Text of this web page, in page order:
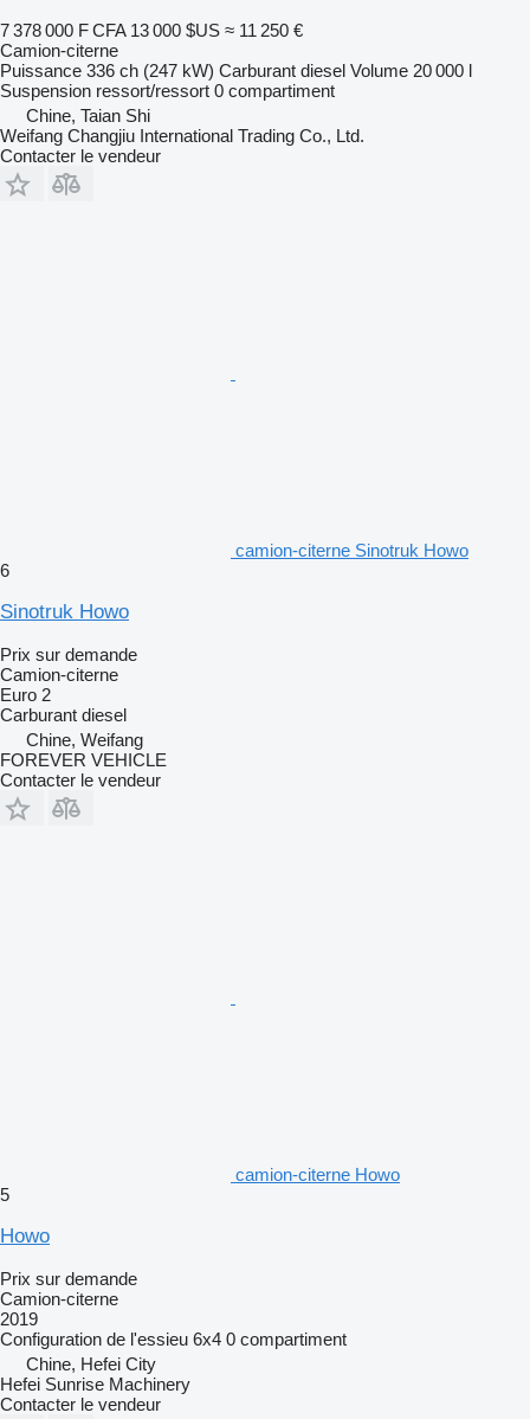
7 378 000 F CFA 13 000 $US ≈ 11 250 €
Camion-citerne
Puissance 336 ch (247 kW) Carburant diesel Volume 20 000 l
Suspension ressort/ressort 0 compartiment
Chine, Taian Shi
Weifang Changjiu International Trading Co., Ltd.
Contacter le vendeur
camion-citerne Sinotruk Howo
6
Sinotruk Howo
Prix sur demande
Camion-citerne
Euro 2
Carburant diesel
Chine, Weifang
FOREVER VEHICLE
Contacter le vendeur
camion-citerne Howo
5
Howo
Prix sur demande
Camion-citerne
2019
Configuration de l'essieu 6x4 0 compartiment
Chine, Hefei City
Hefei Sunrise Machinery
Contacter le vendeur